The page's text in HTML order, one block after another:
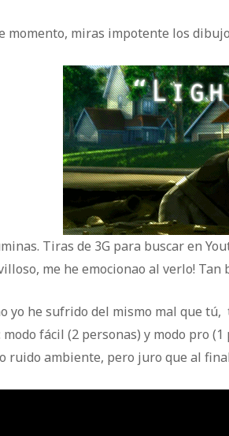
momento, miras impotente los
Tiras de 3G para buscar en
me he emocionao al verlo! Tan
yo he sufrido del mismo mal que
modo fácil (2 personas) y modo pro
ruido ambiente, pero juro que al